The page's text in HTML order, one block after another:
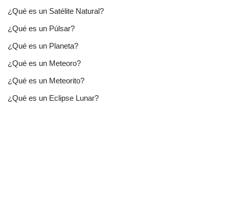
¿Qué es un Satélite Natural?
¿Qué es un Púlsar?
¿Qué es un Planeta?
¿Qué es un Meteoro?
¿Qué es un Meteorito?
¿Qué es un Eclipse Lunar?